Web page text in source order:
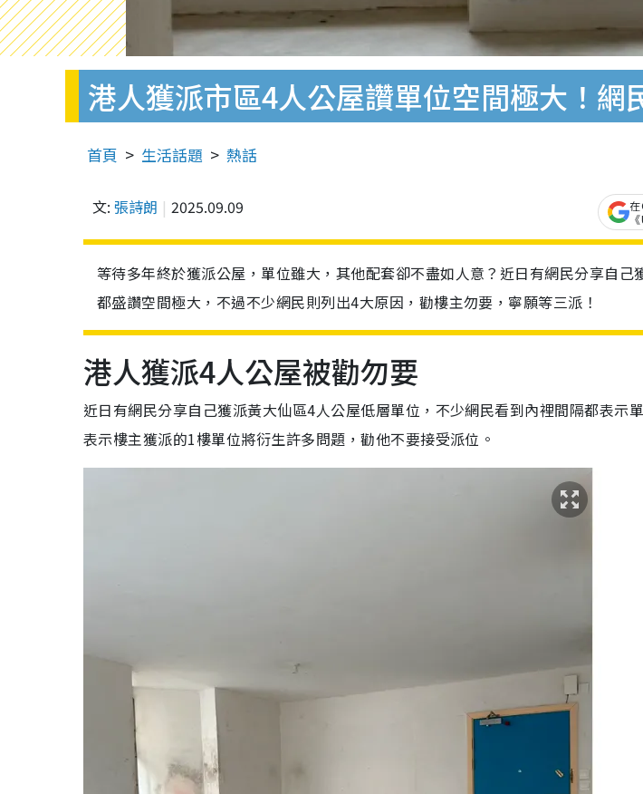
港人獲派市區4人公屋讚單位空間極大！網
首頁 生活話題 熱話
文: 張詩朗 2025.09.09
等待多年終於獲派公屋，單位雖大，其他配套卻不盡如人意？近日有網民分享自己
都盛讚空間極大，不過不少網民則列出4大原因，勸樓主勿要，寧願等三派！
港人獲派4人公屋被勸勿要
近日有網民分享自己獲派黃大仙區4人公屋低層單位，不少網民看到內裡間隔都表示
表示樓主獲派的1樓單位將衍生許多問題，勸他不要接受派位。